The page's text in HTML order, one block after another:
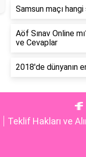
Samsun maçı
Aöf Sınav Online
ve Cevaplar
2018'de dünyanın
Teklif Hakları ve